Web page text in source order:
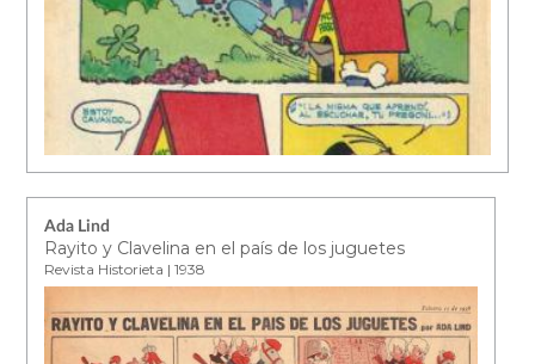
Ada Lind
Rayito y Clavelina en el país de los juguetes
Revista Historieta | 1938